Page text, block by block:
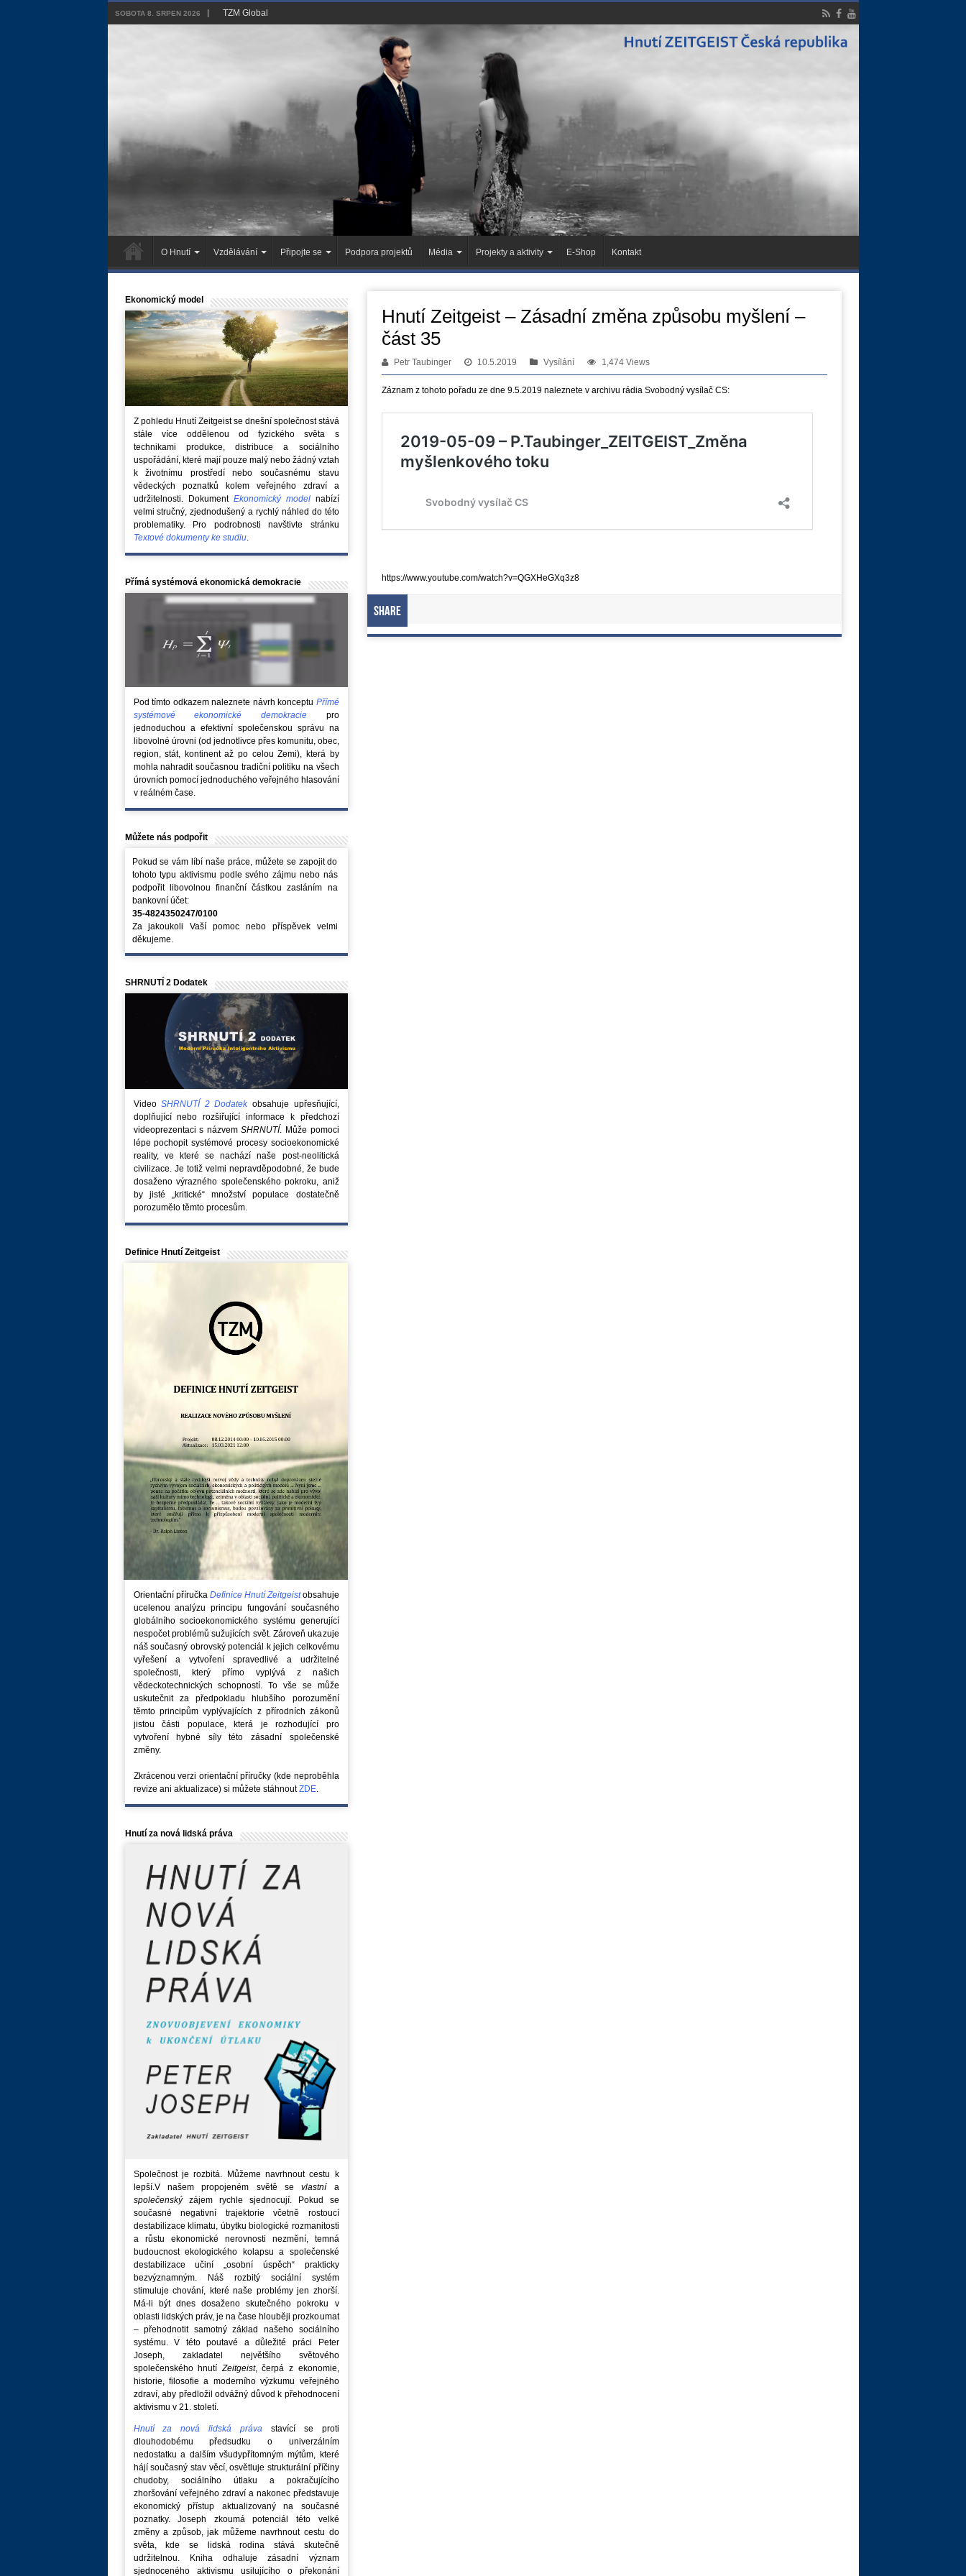
SOBOTA 8. SRPEN 2026 TZM Global
O Hnutí Vzdělávání Připojte se Podpora projektů Média Projekty a aktivity E-Shop Kontakt
Hnutí Zeitgeist – Zásadní změna způsobu myšlení –
část 35
Petr Taubinger 10.5.2019 Vysílání 1,474 Views
Záznam z tohoto pořadu ze dne 9.5.2019 naleznete v archivu rádia Svobodný vysílač CS:
https://www.youtube.com/watch?v=QGXHeGXq3z8
Share
Ekonomický model
Z pohledu Hnutí Zeitgeist se dnešní společnost stává
stále více oddělenou od fyzického světa s
technikami produkce, distribuce a sociálního
uspořádání, které mají pouze malý nebo žádný vztah
k životnímu prostředí nebo současnému stavu
vědeckých poznatků kolem veřejného zdraví a
udržitelnosti. Dokument Ekonomický modelnabízí
velmi stručný, zjednodušený a rychlý náhled do této
problematiky. Pro podrobnosti navštivte stránku
Textové dokumenty ke studiu.
Přímá systémová ekonomická demokracie
Pod tímto odkazem naleznete návrh konceptu Přímé
systémové ekonomické demokracie pro
jednoduchou a efektivní společenskou správu na
libovolné úrovni (od jednotlivce přes komunitu, obec,
region, stát, kontinent až po celou Zemi), která by
mohla nahradit současnou tradiční politiku na všech
úrovních pomocí jednoduchého veřejného hlasování
v reálném čase.
Můžete nás podpořit
Pokud se vám líbí naše práce, můžete se zapojit do
tohoto typu aktivismu podle svého zájmu nebo nás
podpořit libovolnou finanční částkou zasláním na
bankovní účet:
35-4824350247/0100
Za jakoukoli Vaší pomoc nebo příspěvek velmi
děkujeme.
SHRNUTÍ 2 Dodatek
VideoSHRNUTÍ 2 Dodatekobsahuje upřesňující,
doplňující nebo rozšiřující informace k předchozí
videoprezentaci s názvemSHRNUTÍ. Může pomoci
lépe pochopit systémové procesy socioekonomické
reality, ve které se nachází naše post-neolitická
civilizace. Je totiž velmi nepravděpodobné, že bude
dosaženo výrazného společenského pokroku, aniž
by jisté „kritické“ množství populace dostatečně
porozumělo těmto procesům.
Definice Hnutí Zeitgeist
Orientační příručka Definice Hnutí Zeitgeistobsahuje
ucelenou analýzu principu fungování současného
globálního socioekonomického systému generující
nespočet problémů sužujících svět. Zároveň ukazuje
náš současný obrovský potenciál k jejich celkovému
vyřešení a vytvoření spravedlivé a udržitelné
společnosti, který přímo vyplývá z našich
vědeckotechnických schopností. To vše se může
uskutečnit za předpokladu hlubšího porozumění
těmto principům vyplývajících z přírodních zákonů
jistou části populace, která je rozhodující pro
vytvoření hybné síly této zásadní společenské
změny.
Zkrácenou verzi orientační příručky (kde neproběhla
revize ani aktualizace) si můžete stáhnoutZDE.
Hnutí za nová lidská práva
Společnost je rozbitá. Můžeme navrhnout cestu k
lepší.V našem propojeném světě sevlastnía
společenskýzájem rychle sjednocují. Pokud se
současné negativní trajektorie včetně rostoucí
destabilizace klimatu, úbytku biologické rozmanitosti
a růstu ekonomické nerovnosti nezmění, temná
budoucnost ekologického kolapsu a společenské
destabilizace učiní „osobní úspěch“ prakticky
bezvýznamným. Náš rozbitý sociální systém
stimuluje chování, které naše problémy jen zhorší.
Má-li být dnes dosaženo skutečného pokroku v
oblasti lidských práv, je na čase hlouběji prozkoumat
– přehodnotit samotný základ našeho sociálního
systému. V této poutavé a důležité práci Peter
Joseph, zakladatel největšího světového
společenského hnutí Zeitgeist, čerpá z ekonomie,
historie, filosofie a moderního výzkumu veřejného
zdraví, aby předložil odvážný důvod k přehodnocení
aktivismu v 21. století.
Hnutí za nová lidská práva stavící se proti
dlouhodobému předsudku o univerzálním
nedostatku a dalším všudypřítomným mýtům, které
hájí současný stav věcí, osvětluje strukturální příčiny
chudoby, sociálního útlaku a pokračujícího
zhoršování veřejného zdraví a nakonec představuje
ekonomický přístup aktualizovaný na současné
poznatky. Joseph zkoumá potenciál této velké
změny a způsob, jak můžeme navrhnout cestu do
světa, kde se lidská rodina stává skutečně
udržitelnou. Kniha odhaluje zásadní význam
sjednoceného aktivismu usilujícího o překonání